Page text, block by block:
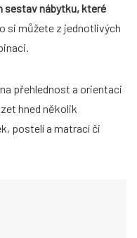
sestav nábytku, které
si můžete z jednotlivých
přehlednost a orientaci
hned několik
postelí a matrací či